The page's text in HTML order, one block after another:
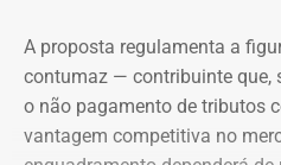
Quando a comparação é feita
inflação, a diferença chega a
Patrimônio de Fred
A proposta regulamenta a
contumaz — contribuinte que,
o não pagamento de tributos
vantagem competitiva no